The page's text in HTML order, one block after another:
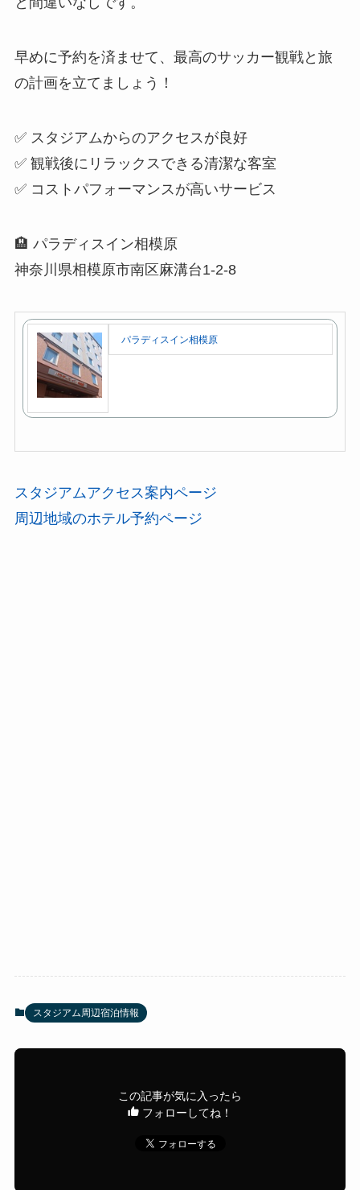
早めに予約を済ませて、最高のサッカー観戦と旅
の計画を立てましょう！
✅ スタジアムからのアクセスが良好
✅ 観戦後にリラックスできる清潔な客室
✅ コストパフォーマンスが高いサービス
🏨 パラディスイン相模原
神奈川県相模原市南区麻溝台1-2-8
パラディスイン相模原
スタジアムアクセス案内ページ
周辺地域のホテル予約ページ
スタジアム周辺宿泊情報
この記事が気に入ったら
フォローしてね！